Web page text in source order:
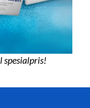
spesialpris!